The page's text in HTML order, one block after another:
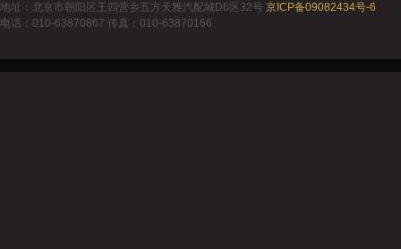
地址：北京市朝阳区王四营乡五方天雅汽配城D6区32号 京ICP备09082434号-6
电话：010-63870867 传真：010-63870166